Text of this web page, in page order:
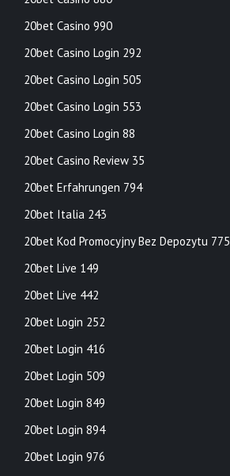
20bet Casino 990
20bet Casino Login 292
20bet Casino Login 505
20bet Casino Login 553
20bet Casino Login 88
20bet Casino Review 35
20bet Erfahrungen 794
20bet Italia 243
20bet Kod Promocyjny Bez Depozytu 775
20bet Live 149
20bet Live 442
20bet Login 252
20bet Login 416
20bet Login 509
20bet Login 849
20bet Login 894
20bet Login 976